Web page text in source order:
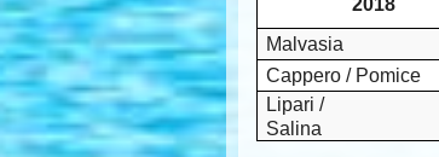
Malvasia
Cappero / Pomice
Lipari /
Salina